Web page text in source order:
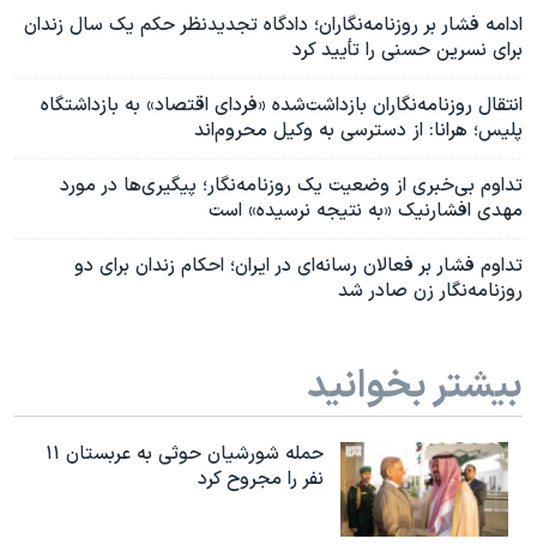
ادامه فشار بر روزنامه‌نگاران؛ دادگاه تجدیدنظر حکم یک سال زندان
برای نسرین حسنی را تأیید کرد
انتقال روزنامه‌نگاران بازداشت‌شده «فردای اقتصاد» به بازداشتگاه
پلیس؛ هرانا: از دسترسی به وکیل محروم‌اند
تداوم بی‌خبری از وضعیت یک روزنامه‌نگار؛ پیگیری‌ها در مورد
مهدی افشارنیک «به نتیجه نرسیده» است
تداوم فشار بر فعالان رسانه‌ای در ایران؛ احکام زندان برای دو
روزنامه‌نگار زن صادر شد
بیشتر بخوانید
حمله شورشیان حوثی به عربستان ۱۱
نفر را مجروح کرد